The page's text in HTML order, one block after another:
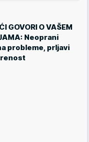
GOVORI O VAŠEM
Neoprani
probleme, prljavi